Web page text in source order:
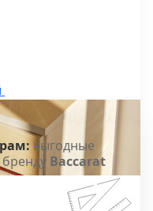
выгодные
Baccarat